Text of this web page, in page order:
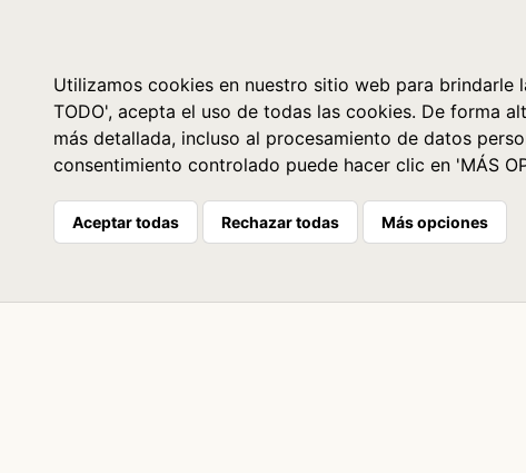
Utilizamos cookies en nuestro sitio web para brindarle
TODO', acepta el uso de todas las cookies. De forma
más detallada, incluso al procesamiento de datos
consentimiento controlado puede hacer clic en 'MÁS
Aceptar todas Rechazar todas Más opciones